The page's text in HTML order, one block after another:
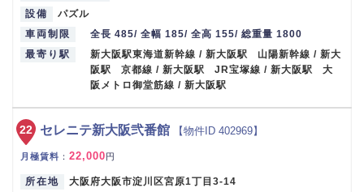
設備
パズル
車両制限
全長 485/ 全幅 185/ 全高 155/ 総重量 1800
最寄り駅
新大阪駅東海道新幹線 / 新大阪駅 山陽新幹線 / 新大
阪駅 京都線 / 新大阪駅 JR宝塚線 / 新大阪駅 大
阪メトロ御堂筋線 / 新大阪駅
セレニテ新大阪弐番館 【物件ID 402969】
月極賃料 ： 22,000円
所在地
大阪府大阪市淀川区宮原1丁目3-14
22